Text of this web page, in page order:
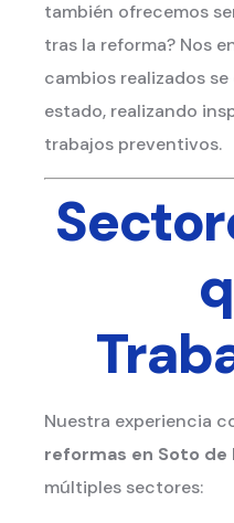
también ofrecemos
tras la reforma? Nos
cambios realizados
estado, realizando
trabajos preventivos.
Nuestra experiencia
reformas en Soto de
múltiples sectores: